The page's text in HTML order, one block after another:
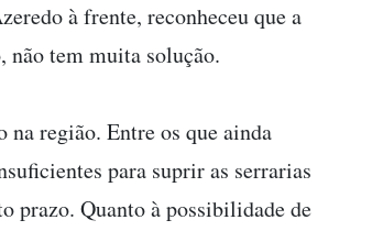
à frente, reconheceu que a
não tem muita solução.
na região. Entre os que ainda
para suprir as serrarias
prazo. Quanto à possibilidade de